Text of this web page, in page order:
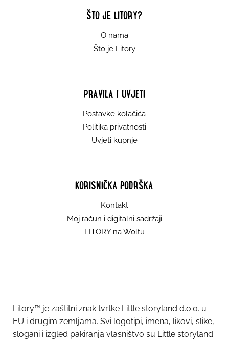
ŠTO JE LITORY?
O nama
Što je Litory
PRAVILA I UVJETI
Postavke kolačića
Politika privatnosti
Uvjeti kupnje
KORISNIČKA PODRŠKA
Kontakt
Moj račun i digitalni sadržaji
LITORY na Woltu
Litory™ je zaštitni znak tvrtke Little storyland d.o.o. u
EU i drugim zemljama. Svi logotipi, imena, likovi, slike,
slogani i izgled pakiranja vlasništvo su Little storyland